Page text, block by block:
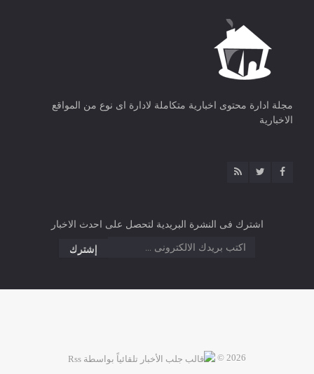
مجلة ادارة محتوى اخبارية متكاملة لادارة اى نوع من المواقع
الاخبارية
اشترك فى النشرة البريدية لتحصل على احدث الاخبار
2026 ©